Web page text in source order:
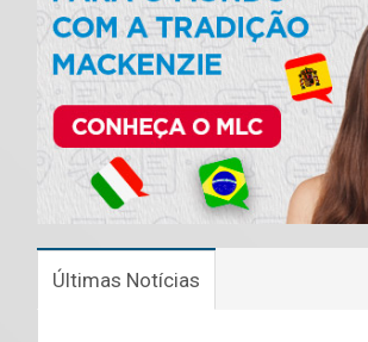
Últimas Notícias